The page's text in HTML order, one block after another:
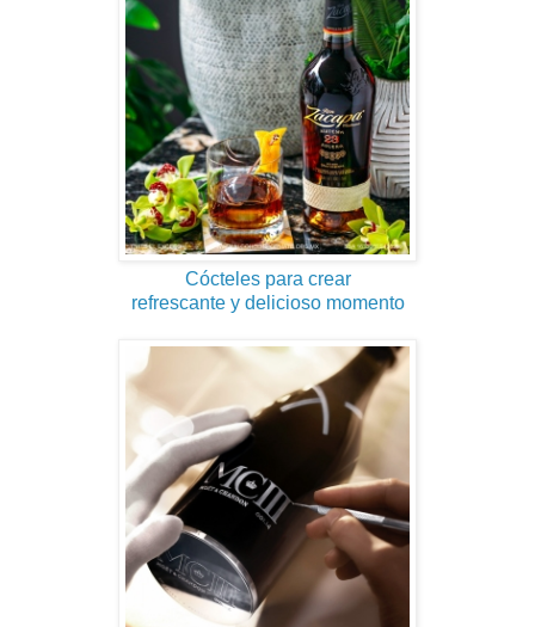
Cócteles para crear
refrescante y delicioso momento